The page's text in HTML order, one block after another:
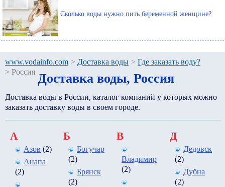
Сколько воды нужно пить беременной женщине?
www.vodainfo.com > Доставка воды > Где заказать воду?
> Россия Доставка воды, Россия
Доставка воды в России, каталог компаний у которых можно
заказать доставку воды в своем городе.
А
Азов (2)
Анапа
(2)
Б
Богучар
(2)
Брянск
(2)
В
Владимир
(2)
Д
Дедовск
(2)
Дубна
(2)